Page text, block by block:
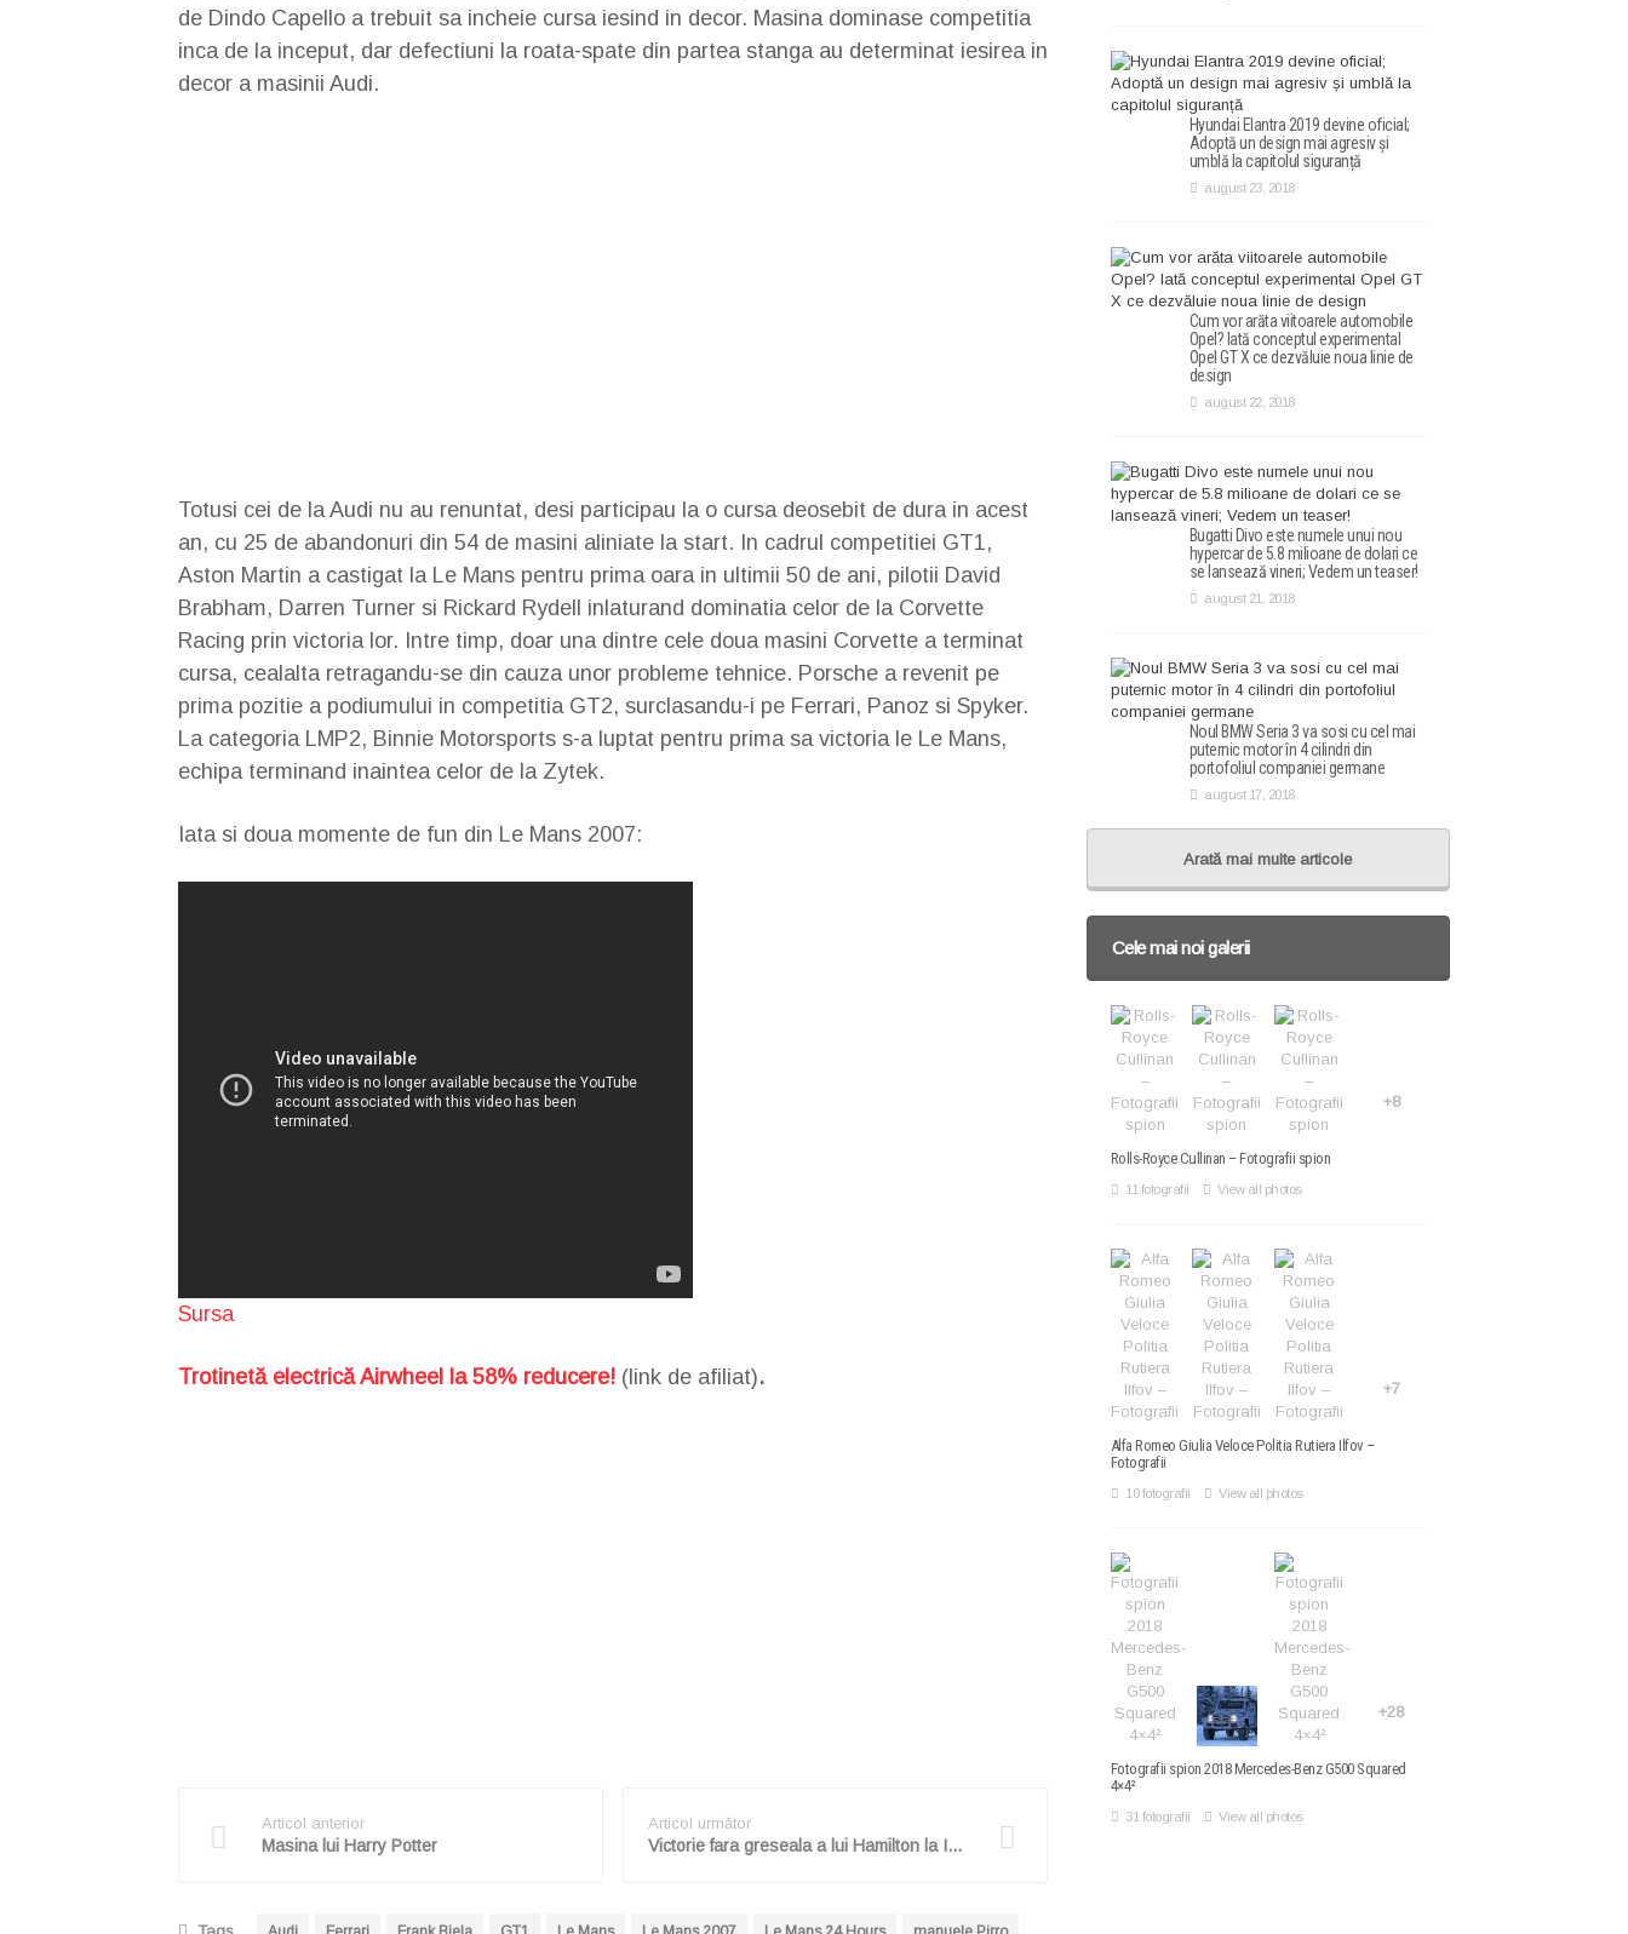
de Dindo Capello a trebuit sa incheie cursa iesind in decor. Masina dominase competitia
inca de la inceput, dar defectiuni la roata-spate din partea stanga au determinat iesirea in
decor a masinii Audi.
Totusi cei de la Audi nu au renuntat, desi participau la o cursa deosebit de dura in acest
an, cu 25 de abandonuri din 54 de masini aliniate la start. In cadrul competitiei GT1,
Aston Martin a castigat la Le Mans pentru prima oara in ultimii 50 de ani, pilotii David
Brabham, Darren Turner si Rickard Rydell inlaturand dominatia celor de la Corvette
Racing prin victoria lor. Intre timp, doar una dintre cele doua masini Corvette a terminat
cursa, cealalta retragandu-se din cauza unor probleme tehnice. Porsche a revenit pe
prima pozitie a podiumului in competitia GT2, surclasandu-i pe Ferrari, Panoz si Spyker.
La categoria LMP2, Binnie Motorsports s-a luptat pentru prima sa victoria le Le Mans,
echipa terminand inaintea celor de la Zytek.
Iata si doua momente de fun din Le Mans 2007:
Sursa
Trotinetă electrică Airwheel la 58% reducere! (link de afiliat).
Articol anterior
Masina lui Harry Potter
Articol următor
Victorie fara greseala a lui Hamilton la Indianapolis
Hyundai Elantra 2019 devine oficial;
Adoptă un design mai agresiv și
umblă la capitolul siguranță
august 23, 2018
Cum vor arăta viitoarele automobile
Opel? Iată conceptul experimental
Opel GT X ce dezvăluie noua linie de
design
august 22, 2018
Bugatti Divo este numele unui nou
hypercar de 5.8 milioane de dolari ce
se lansează vineri; Vedem un teaser!
august 21, 2018
Noul BMW Seria 3 va sosi cu cel mai
puternic motor în 4 cilindri din
portofoliul companiei germane
august 17, 2018
Arată mai multe articole
Cele mai noi galerii
+8
Rolls-Royce Cullinan – Fotografii spion
11 fotografii View all photos
+7
Alfa Romeo Giulia Veloce Politia Rutiera Ilfov –
Fotografii
10 fotografii View all photos
+28
Fotografii spion 2018 Mercedes-Benz G500 Squared
4×4²
31 fotografii View all photos